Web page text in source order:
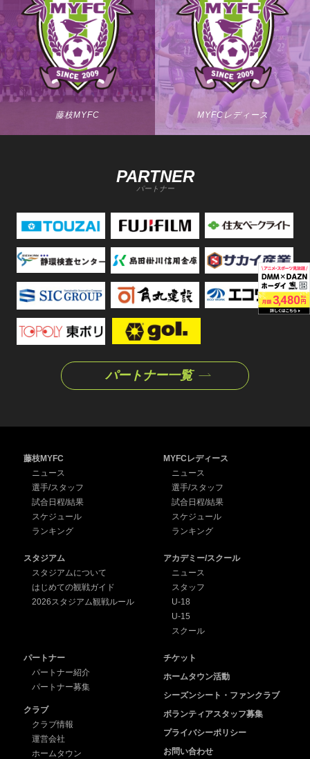
藤枝MYFC MYFCレディース
PARTNER
パートナー
パートナー一覧
藤枝MYFC
ニュース
選手/スタッフ
試合日程/結果
スケジュール
ランキング
MYFCレディース
ニュース
選手/スタッフ
試合日程/結果
スケジュール
ランキング
スタジアム
スタジアムについて
はじめての観戦ガイド
2026スタジアム観戦ルール
アカデミー/スクール
ニュース
スタッフ
U-18
U-15
スクール
パートナー
パートナー紹介
パートナー募集
クラブ
クラブ情報
運営会社
ホームタウン
チケット
ホームタウン活動
シーズンシート・ファンクラブ
ボランティアスタッフ募集
プライバシーポリシー
お問い合わせ